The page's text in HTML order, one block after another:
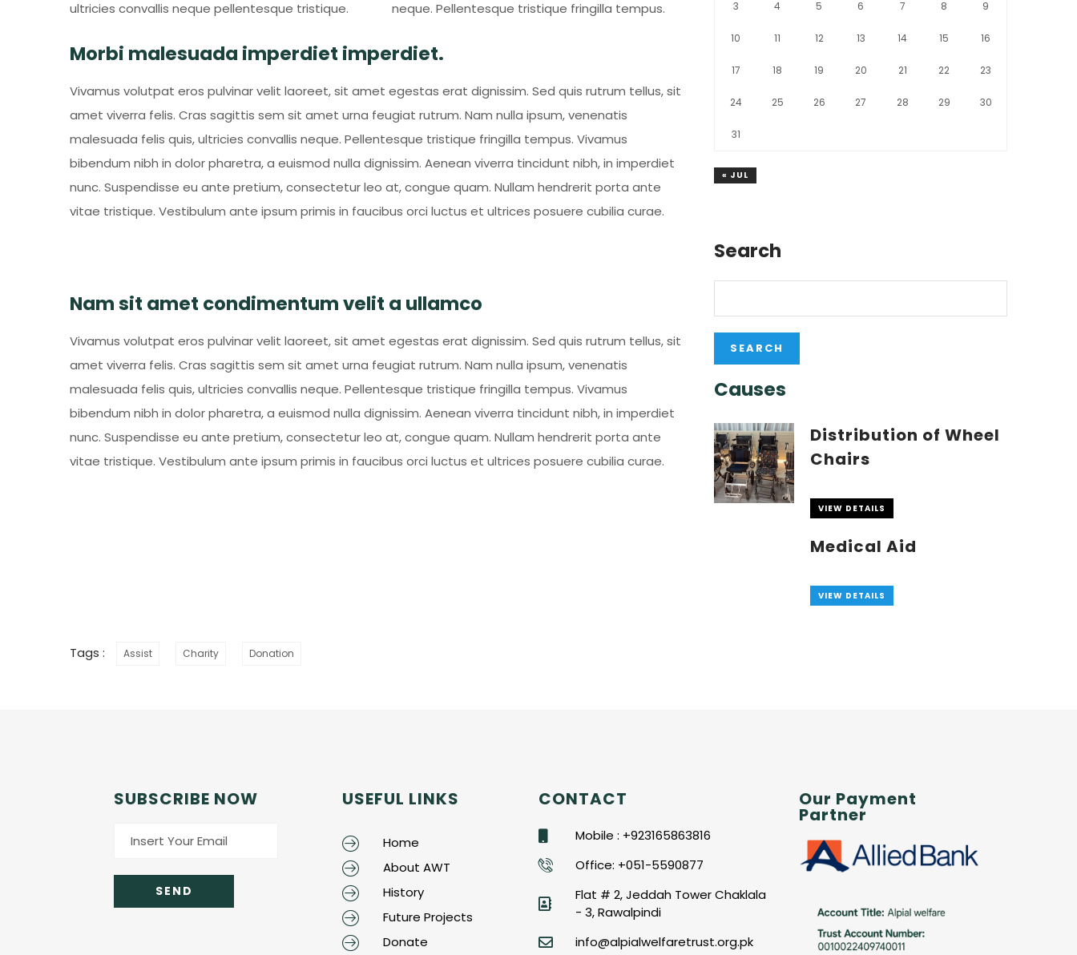
ultricies convallis neque pellentesque tristique.
neque. Pellentesque tristique fringilla tempus.
Morbi malesuada imperdiet imperdiet.
Vivamus volutpat eros pulvinar velit laoreet, sit amet egestas erat dignissim. Sed quis rutrum tellus, sit
amet viverra felis. Cras sagittis sem sit amet urna feugiat rutrum. Nam nulla ipsum, venenatis
malesuada felis quis, ultricies convallis neque. Pellentesque tristique fringilla tempus. Vivamus
bibendum nibh in dolor pharetra, a euismod nulla dignissim. Aenean viverra tincidunt nibh, in imperdiet
nunc. Suspendisse eu ante pretium, consectetur leo at, congue quam. Nullam hendrerit porta ante
vitae tristique. Vestibulum ante ipsum primis in faucibus orci luctus et ultrices posuere cubilia curae.
Nam sit amet condimentum velit a ullamco
Vivamus volutpat eros pulvinar velit laoreet, sit amet egestas erat dignissim. Sed quis rutrum tellus, sit
amet viverra felis. Cras sagittis sem sit amet urna feugiat rutrum. Nam nulla ipsum, venenatis
malesuada felis quis, ultricies convallis neque. Pellentesque tristique fringilla tempus. Vivamus
bibendum nibh in dolor pharetra, a euismod nulla dignissim. Aenean viverra tincidunt nibh, in imperdiet
nunc. Suspendisse eu ante pretium, consectetur leo at, congue quam. Nullam hendrerit porta ante
vitae tristique. Vestibulum ante ipsum primis in faucibus orci luctus et ultrices posuere cubilia curae.
3 4 5 6 7 8 9
10 11 12 13 14 15 16
17 18 19 20 21 22 23
24 25 26 27 28 29 30
31
« JUL
Search
Causes
Distribution of Wheel
Chairs
VIEW DETAILS
Medical Aid
VIEW DETAILS
Tags : Assist Charity Donation
SUBSCRIBE NOW USEFUL LINKS
Home
About AWT
History
Future Projects
Donate
CONTACT
Mobile : +923165863816
Office: +051-5590877
Flat # 2, Jeddah Tower Chaklala
- 3, Rawalpindi
info@alpialwelfaretrust.org.pk
Our Payment
Partner